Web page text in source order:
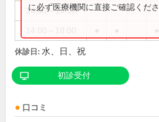
14:00～16:00
に必ず医療機関に直接ご確認くださ
休診日: 水、日、祝
初診受付
口コミ